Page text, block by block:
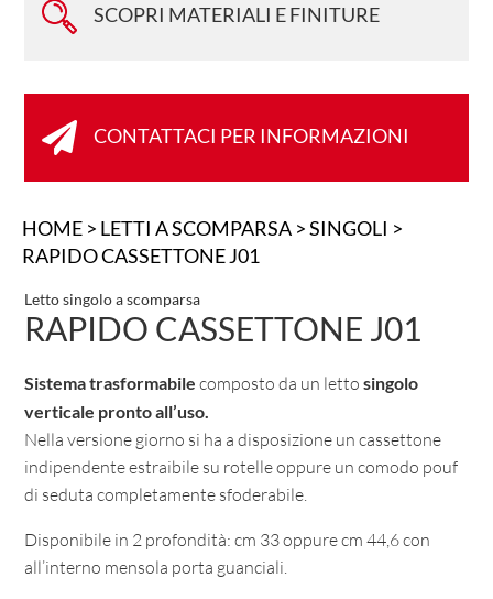
SCOPRI MATERIALI E FINITURE
 CONTATTACI PER INFORMAZIONI
HOME > LETTI A SCOMPARSA >SINGOLI >
RAPIDO CASSETTONE J01
Letto singolo a scomparsa
RAPIDO CASSETTONE J01
Sistema trasformabilecomposto da un lettosingolo
verticale pronto all’uso.
Nella versione giorno si ha a disposizione un cassettone
indipendente estraibile su rotelle oppure un comodo pouf
di seduta completamente sfoderabile.
Disponibile in 2 profondità: cm 33 oppure cm 44,6 con
all’interno mensola porta guanciali.